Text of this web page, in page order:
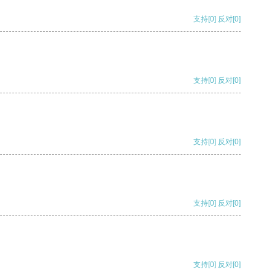
支持[0] 反对[0]
支持[0] 反对[0]
支持[0] 反对[0]
支持[0] 反对[0]
支持[0] 反对[0]